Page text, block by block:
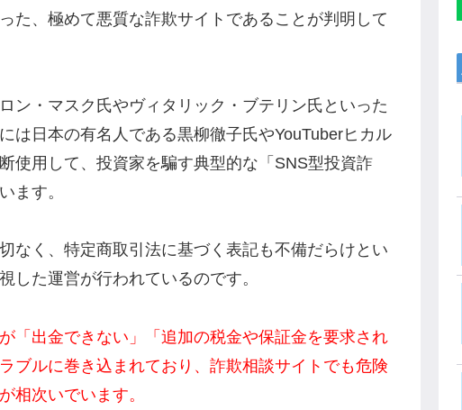
た、極めて悪質な詐欺サイトであることが判明して
ン・マスク氏やヴィタリック・ブテリン氏といった
は日本の有名人である黒柳徹子氏やYouTuberヒカル
使用して、投資家を騙す典型的な「SNS型投資詐
ます。
なく、特定商取引法に基づく表記も不備だらけとい
した運営が行われているのです。
「出金できない」「追加の税金や保証金を要求され
ブルに巻き込まれており、詐欺相談サイトでも危険
相次いでいます。